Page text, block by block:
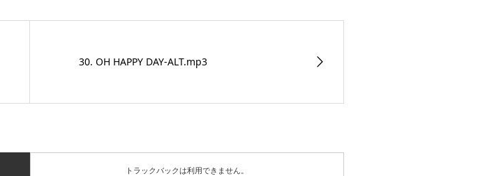
30. OH HAPPY DAY-ALT.mp3
トラックバックは利用できません。